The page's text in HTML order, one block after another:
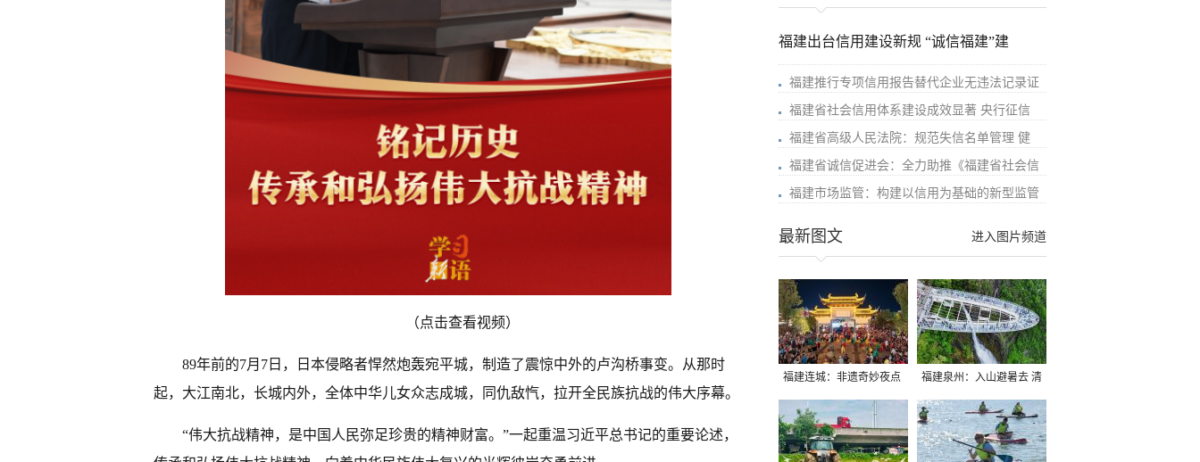
（点击查看视频）
89年前的7月7日，日本侵略者悍然炮轰宛平城，制造了震惊中外的卢沟桥事变。从那时
起，大江南北，长城内外，全体中华儿女众志成城，同仇敌忾，拉开全民族抗战的伟大序幕。
“伟大抗战精神，是中国人民弥足珍贵的精神财富。”一起重温习近平总书记的重要论述，
福建出台信用建设新规 “诚信福建”建
福建推行专项信用报告替代企业无违法记录证
福建省社会信用体系建设成效显著 央行征信
福建省高级人民法院：规范失信名单管理 健
福建省诚信促进会：全力助推《福建省社会信
福建市场监管：构建以信用为基础的新型监管
进入图片频道
最新图文
福建连城：非遗奇妙夜点
亮夏夜
福建泉州：入山避暑去 清
凉好惬意